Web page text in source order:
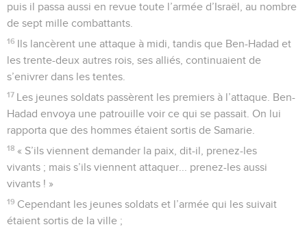
puis il passa aussi en revue toute l’armée d’Israël, au nombre
de sept mille combattants.
16 Ils lancèrent une attaque à midi, tandis que Ben-Hadad et
les trente-deux autres rois, ses alliés, continuaient de
s’enivrer dans les tentes.
17 Les jeunes soldats passèrent les premiers à l’attaque. Ben-
Hadad envoya une patrouille voir ce qui se passait. On lui
rapporta que des hommes étaient sortis de Samarie.
18 « S’ils viennent demander la paix, dit-il, prenez-les
vivants ; mais s’ils viennent attaquer... prenez-les aussi
vivants ! »
19 Cependant les jeunes soldats et l’armée qui les suivait
étaient sortis de la ville ;